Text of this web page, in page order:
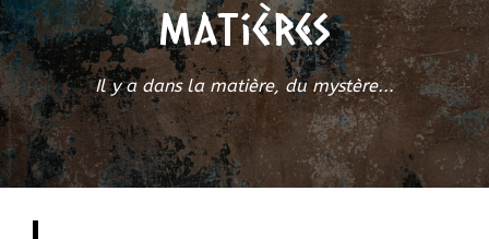
matières
Il y a dans la matière, du mystère...